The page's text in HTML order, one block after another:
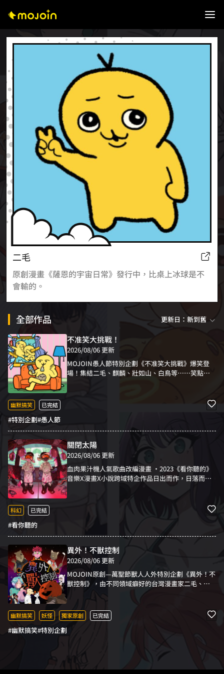
二毛
原創漫畫《薩恩的宇宙日常》發行中，比桌上冰球是不
會輸的。
全部作品 更新日：新到舊
不准笑大挑戰！
2026/08/06 更新
MOJOIN愚人節特別企劃《不准笑大挑戰》爆笑登
場！集結二毛、麒麟、壯如山、白鳥等……笑點各
笑高手與你之間的終極決鬥！你！能忍住不笑嗎？
幽默搞笑 已完結
#特別企劃#愚人節
關閉太陽
2026/08/06 更新
血肉果汁機人氣歌曲改編漫畫 ‧2023《看你聽的》
音樂X漫畫X小說跨域特企作品日出而作，日落而
息。在工廠日復一日工作的27號跟33號，下班後唯
一樂趣就是反覆重看第二集的狗血鄉土連續劇。某
日兩人得知今天下班後會播第一集，27號聽了喜形
於色。然而他們發現今天工作量早已超標，但太陽
尚未落下，而其他人都沒有發覺這一切都不對
勁……於是兩人抱著要看到連續劇的決心，他們
要……關閉太陽！！
科幻 已完結
#看你聽的
異外！不獸控制
2026/08/06 更新
MOJOIN原創—萬聖節獸人人外特別企劃《異外！不
獸控制》，由不同領域癖好的台灣漫畫家二毛、欸
趣。不用是有錢到可疑的獸控，也可以盡情享受最
多元化的獸人人外故事。漫畫星不獸控制啦！獸人
幽默搞笑 妖怪 獨家原創 已完結
#幽默搞笑#特別企劃